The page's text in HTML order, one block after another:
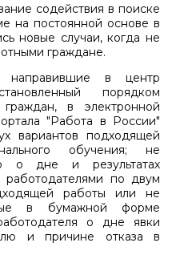
содействия в поиске
на постоянной основе в
новые случаи, когда не
граждане.
направившие в центр
порядком
в электронной
"Работа в России"
вариантов подходящей
обучения; не
о дне и результатах
по двум
работы или не
в бумажной форме
о дне явки
и причине отказа в